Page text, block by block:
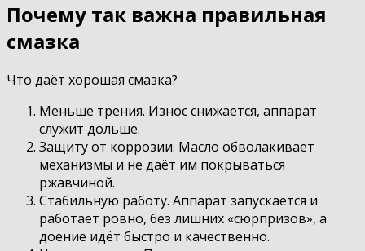
Почему так важна правильная
смазка
Что даёт хорошая смазка?
Меньше трения. Износ снижается, аппарат
служит дольше.
Защиту от коррозии. Масло обволакивает
механизмы и не даёт им покрываться
ржавчиной.
Стабильную работу. Аппарат запускается и
работает ровно, без лишних «сюрпризов», а
доение идёт быстро и качественно.